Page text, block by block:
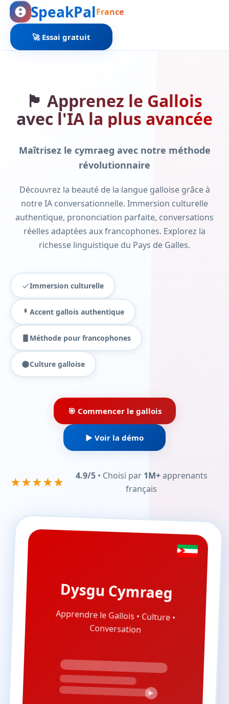
SpeakPalFrance
🚀 Essai gratuit
🏴󠁧󠁢󠁷󠁬󠁳󠁿 Apprenez le Gallois
avec l'IA la plus avancée
Maîtrisez le cymraeg avec notre méthode
révolutionnaire
Découvrez la beauté de la langue galloise grâce à
notre IA conversationnelle. Immersion culturelle
authentique, prononciation parfaite, conversations
réelles adaptées aux francophones. Explorez la
richesse linguistique du Pays de Galles.
Immersion culturelle
Accent gallois authentique
Méthode pour francophones
Culture galloise
🎯 Commencer le gallois
▶️ Voir la démo
★★★★★ 4.9/5• Choisi par 1M+apprenants
français
Dysgu Cymraeg
Apprendre le Gallois • Culture •
Conversation